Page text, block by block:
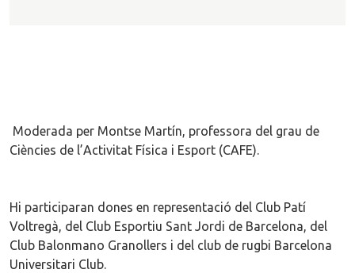
Moderada per Montse Martín, professora del grau de
Ciències de l’Activitat Física i Esport (CAFE).
Hi participaran dones en representació del Club Patí
Voltregà, del Club Esportiu Sant Jordi de Barcelona, del
Club Balonmano Granollers i del club de rugbi Barcelona
Universitari Club.